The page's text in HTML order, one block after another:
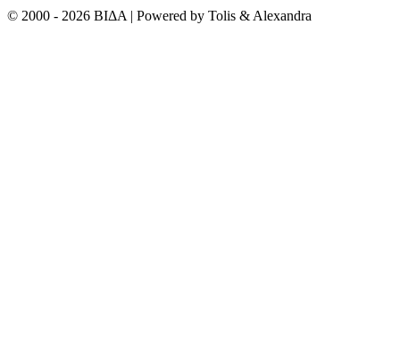
© 2000 - 2026 ΒΙΔΑ | Powered by Tolis & Alexandra